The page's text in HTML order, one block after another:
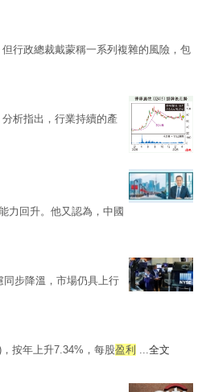
行政總裁戴蒙稱一系列複雜的風險，包
析指出，行業持續的產
力回升。他又認為，中國
步降溫，市場仍具上行
按年上升7.34%，每股盈利 ...全文